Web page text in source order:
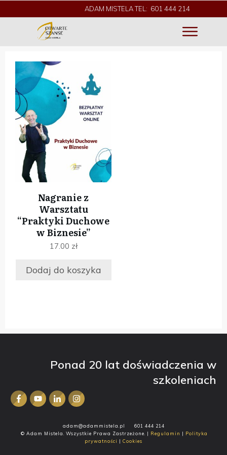
ADAM MISTELA TEL: 601 444 214
Nagranie z
Warsztatu
“Praktyki Duchowe
w Biznesie”
17.00 zł
Dodaj do koszyka
Ponad 20 lat doświadczenia w
szkoleniach
adam@adammistela.pl
601 444 214
© Adam Mistela. Wszystkie Prawa Zastrzeżone. | Regulamin | Polityka
prywatności | Cookies